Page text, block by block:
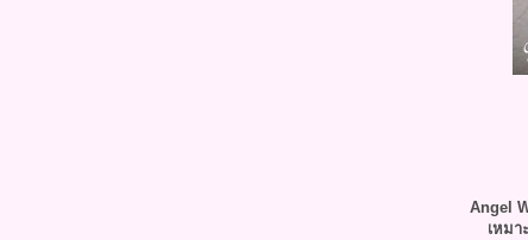
Angel
เหม